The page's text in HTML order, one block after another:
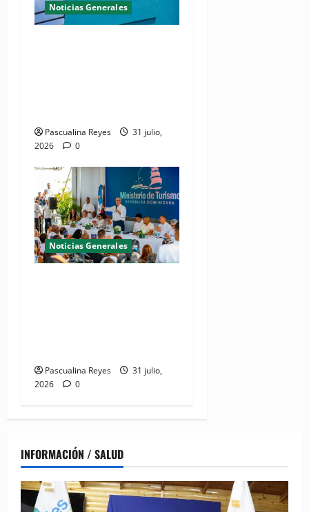
Noticias Generales
Pascualina Reyes
31 julio,
2026
0
Noticias Generales
Pascualina Reyes
31 julio,
2026
0
INFORMACIÓN / SALUD